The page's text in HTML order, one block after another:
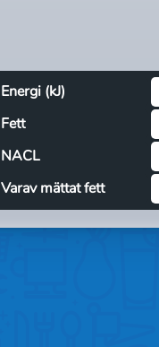
Energi (kJ)
Fett
NACL
Varav mättat fett